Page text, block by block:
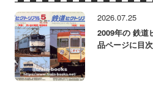
2026.07.25
2009年の 鉄道
品ページに目